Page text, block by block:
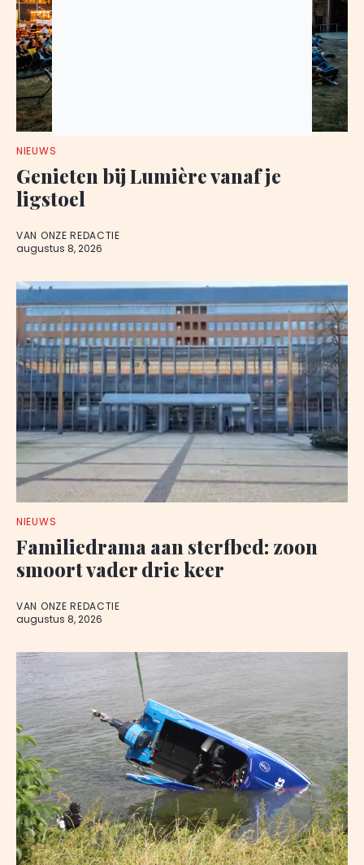
NIEUWS
Genieten bij Lumière vanaf je
ligstoel
VAN ONZE REDACTIE
augustus 8, 2026
NIEUWS
Familiedrama aan sterfbed: zoon
smoort vader drie keer
VAN ONZE REDACTIE
augustus 8, 2026